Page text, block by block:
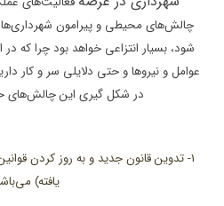
چالش‌های محیطی و پیرامون
شود، بسیار انتزاعی خواهد بود چرا که در
عوامل و نیروها و حتی دلایلی سر و کار
در شکل گیری این چالش‌های
1- تدوین قانون جدید و به روز کردن
یافته)